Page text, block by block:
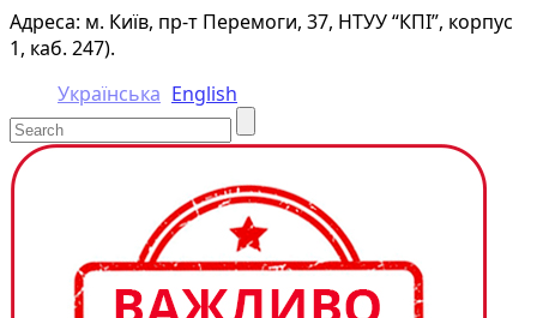
Адреса: м. Київ, пр-т Перемоги, 37, НТУУ “КПІ”, корпус
1, каб. 247).
Українська English